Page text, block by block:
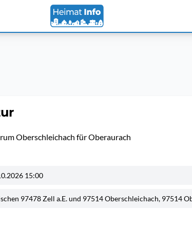
Oberschleichach für Oberaurach
15:00
97478 Zell a.E. und 97514 Oberschleichach, 97514